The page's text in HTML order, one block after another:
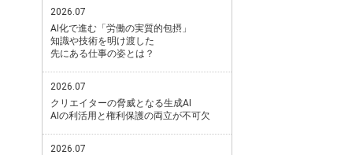
2026.07
AI化で進む「労働の実質的包摂」
知識や技術を明け渡した
先にある仕事の姿とは？
2026.07
クリエイターの脅威となる生成AI
AIの利活用と権利保護の両立が不可欠
2026.07